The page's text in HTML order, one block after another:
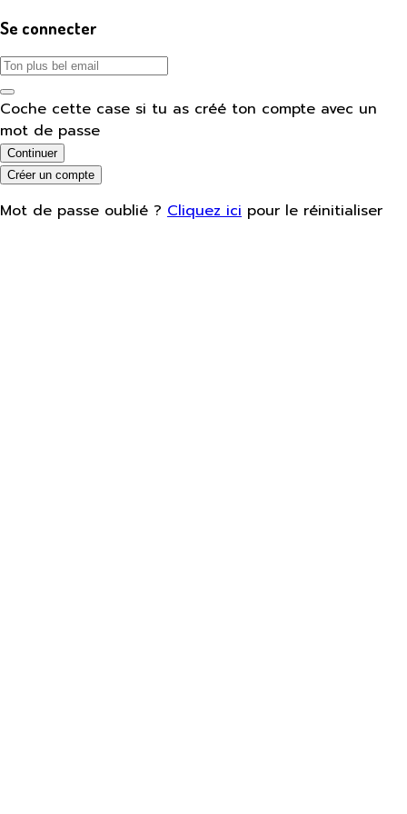
Se connecter
Coche cette case si tu as créé ton compte avec un
mot de passe
Continuer
Créer un compte
Mot de passe oublié ? Cliquez ici pour le réinitialiser